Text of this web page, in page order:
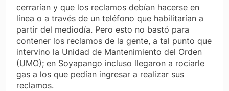
cerrarían y que los reclamos debían hacerse en
línea o a través de un teléfono que habilitarían a
partir del mediodía. Pero esto no bastó para
contener los reclamos de la gente, a tal punto que
intervino la Unidad de Mantenimiento del Orden
(UMO); en Soyapango incluso llegaron a rociarle
gas a los que pedían ingresar a realizar sus
reclamos.